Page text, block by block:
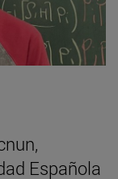
Española